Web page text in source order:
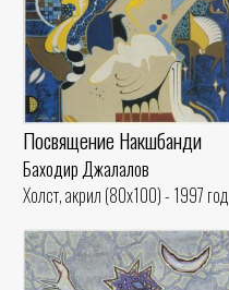
Посвящение Накшбанди
Баходир Джалалов
Холст, акрил (80x100) - 1997 год